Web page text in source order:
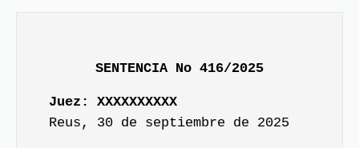
SENTENCIA No 416/2025
Juez: XXXXXXXXXX
Reus, 30 de septiembre de 2025